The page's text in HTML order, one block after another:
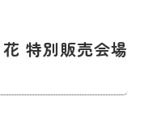
花 特別販売会場